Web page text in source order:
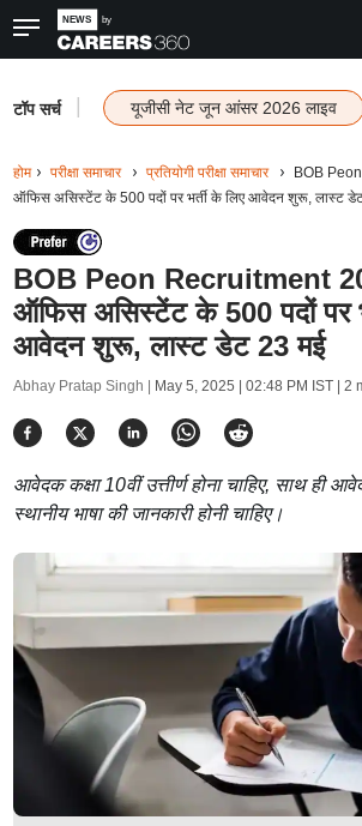
टॉप सर्च यूजीसी नेट जून आंसर 2026 लाइव
होम परीक्षा समाचार प्रतियोगी परीक्षा समाचार
BOB
ऑफिस असिस्टेंट के 500 पदों पर भर्ती के लिए आवेदन शुरू, लास्ट
BOB Peon Recruitment
ऑफिस असिस्टेंट के 500 पदों पर
आवेदन शुरू, लास्ट डेट 23 मई
Abhay Pratap Singh | May 5, 2025 | 02:48 PM IST| 2
आवेदक कक्षा 10वीं उत्तीर्ण होना चाहिए, साथ ही
स्थानीय भाषा की जानकारी होनी चाहिए।